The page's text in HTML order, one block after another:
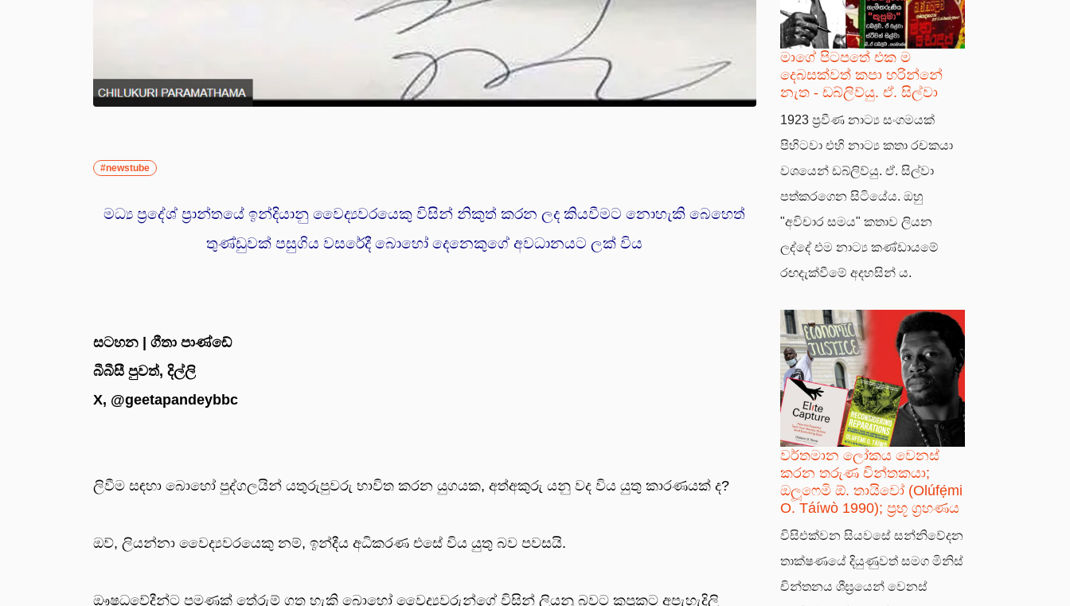
#newstube
මධ්‍ය ප්‍රදේශ් ප්‍රාන්තයේ ඉන්දියානු වෛද්‍යවරයෙකු විසින් නිකුත් කරන ලද කියවීමට නොහැකි බෙහෙත්
තුණ්ඩුවක් පසුගිය වසරේදී බොහෝ දෙනෙකුගේ අවධානයට ලක් විය
සටහන | ගීතා පාණ්ඩේ
බීබීසී පුවත්, දිල්ලි
X, @geetapandeybbc
ලිවීම සඳහා බොහෝ පුද්ගලයින් යතුරුපුවරු භාවිත කරන යුගයක, අත්අකුරු යනු වද විය යුතු කාරණයක් ද?
ඔව්, ලියන්නා වෛද්‍යවරයෙකු නම්, ඉන්දීය අධිකරණ එසේ විය යුතු බව පවසයි.
ඖෂධවේදීන්ට පමණක් තේරුම් ගත හැකි බොහෝ වෛද්‍යවරුන්ගේ විසින් ලියනු බවට කුප්‍රකට අපැහැදිලි
මාගේ පිටපතේ එක ම
දෙබසක්වත් කපා හරින්නේ
නැත - ඩබ්ලිව්යු. ඒ. සිල්වා
1923 ප්‍රවීණ නාට්‍ය සංගමයක්
පිහිටවා එහි නාට්‍ය කතා රචකයා
වශයෙන් ඩබ්ලිව්යු. ඒ. සිල්වා
පත්කරගෙන සිටියේය. ඔහු
"අවිචාර සමය" කතාව ලියන
ලද්දේ එම නාට්‍ය කණ්ඩායමේ
රඟදැක්වීමේ අදහසින් ය.
වර්තමාන ලෝකය වෙනස්
කරන තරුණ චින්තකයා;
ඔලූෆෙමි ඕ. තායිවෝ (Olúfẹ́mi
O. Táíwò 1990); ප්‍රභූ ග්‍රහණය
විසිඑක්වන සියවසේ සන්නිවේදන
තාක්ෂණයේ දියුණුවත් සමග මිනිස්
චින්තනය ශීඝ්‍රයෙන් වෙනස්